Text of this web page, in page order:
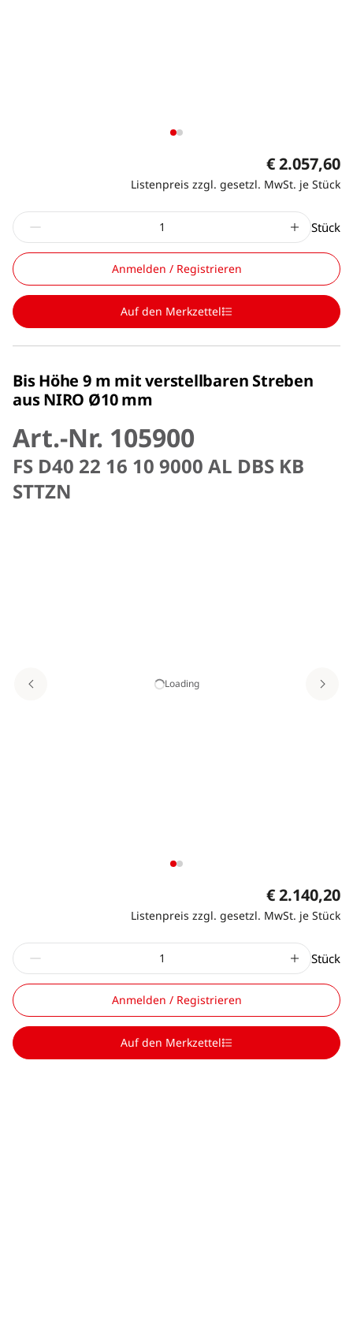
€ 2.057,60
Listenpreis zzgl. gesetzl. MwSt. je Stück
Stück
Anmelden / Registrieren
Auf den Merkzettel
Bis Höhe 9 m mit verstellbaren Streben
aus NIRO Ø10 mm
Art.-Nr. 105900
FS D40 22 16 10 9000 AL DBS KB
STTZN
Loading
€ 2.140,20
Listenpreis zzgl. gesetzl. MwSt. je Stück
Stück
Anmelden / Registrieren
Auf den Merkzettel